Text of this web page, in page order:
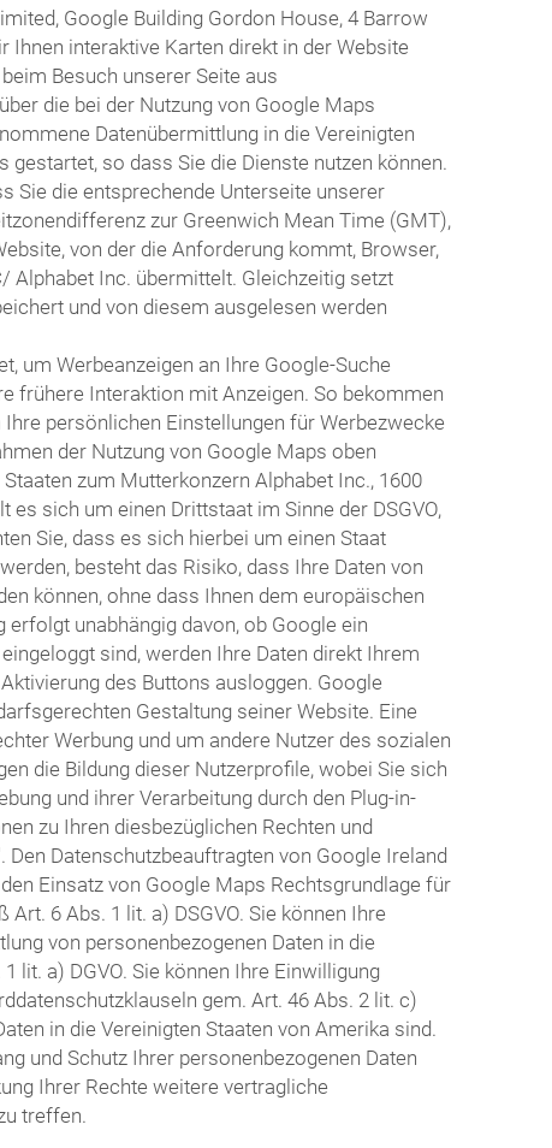
Google Building Gordon House, 4 Barrow
Ihnen interaktive Karten direkt in der Website
Besuch unserer Seite aus
die bei der Nutzung von Google Maps
Datenübermittlung in die Vereinigten
gestartet, so dass Sie die Dienste nutzen können.
Sie die entsprechende Unterseite unserer
zur Greenwich Mean Time (GMT),
von der die Anforderung kommt, Browser,
Alphabet Inc. übermittelt. Gleichzeitig setzt
und von diesem ausgelesen werden
um Werbeanzeigen an Ihre Google-Suche
frühere Interaktion mit Anzeigen. So bekommen
persönlichen Einstellungen für Werbezwecke
der Nutzung von Google Maps oben
zum Mutterkonzern Alphabet Inc., 1600
es sich um einen Drittstaat im Sinne der DSGVO,
Sie, dass es sich hierbei um einen Staat
besteht das Risiko, dass Ihre Daten von
können, ohne dass Ihnen dem europäischen
unabhängig davon, ob Google ein
sind, werden Ihre Daten direkt Ihrem
des Buttons ausloggen. Google
Gestaltung seiner Website. Eine
Werbung und um andere Nutzer des sozialen
die Bildung dieser Nutzerprofile, wobei Sie sich
und ihrer Verarbeitung durch den Plug-in-
zu Ihren diesbezüglichen Rechten und
Den Datenschutzbeauftragten von Google Ireland
Einsatz von Google Maps Rechtsgrundlage für
6 Abs. 1 lit. a) DSGVO. Sie können Ihre
von personenbezogenen Daten in die
lit. a) DGVO. Sie können Ihre Einwilligung
gem. Art. 46 Abs. 2 lit. c)
in die Vereinigten Staaten von Amerika sind.
und Schutz Ihrer personenbezogenen Daten
Ihrer Rechte weitere vertragliche
treffen.